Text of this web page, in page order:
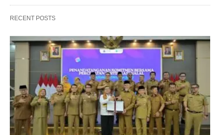
RECENT POSTS